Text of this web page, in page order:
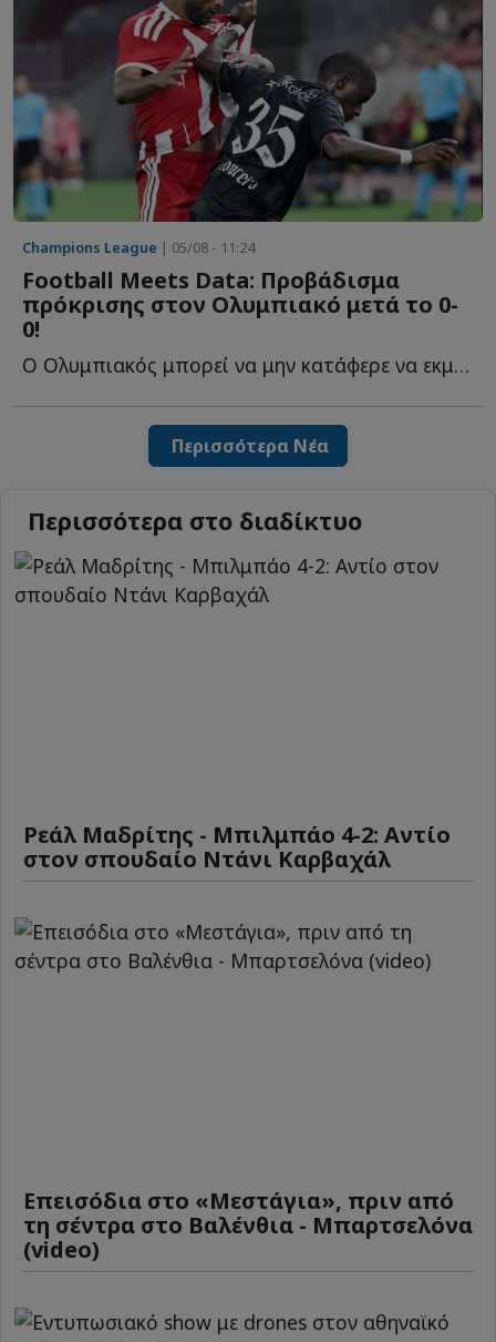
Champions League | 05/08 - 11:24
Football Meets Data: Προβάδισμα
πρόκρισης στον Ολυμπιακό μετά το 0-
0!
Ο Ολυμπιακός μπορεί να μην κατάφερε να εκμεταλλευτεί τ...
Περισσότερα Νέα
Περισσότερα στο διαδίκτυο
Ρεάλ Μαδρίτης - Μπιλμπάο 4-2: Αντίο
στον σπουδαίο Ντάνι Καρβαχάλ
Επεισόδια στο «Μεστάγια», πριν από
τη σέντρα στο Βαλένθια - Μπαρτσελόνα
(video)